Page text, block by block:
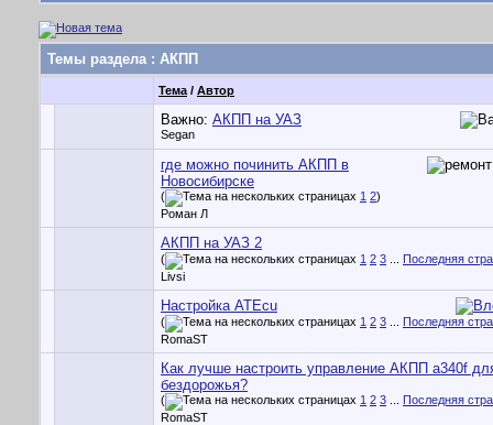
Темы раздела: АКПП
Тема / Автор
Важно: АКПП на УАЗ
Segan
где можно починить АКПП в
Новосибирске
( 1 2)
Роман Л
АКПП на УАЗ 2
( 1 2 3
Последняя
Livsi
Настройка ATEcu
( 1 2 3
Последняя
RomaST
Как лучше настроить управление АКПП a340f
бездорожья?
( 1 2 3
Последняя
RomaST